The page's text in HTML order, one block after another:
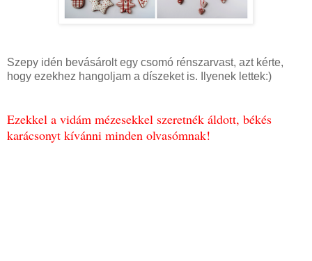
Szepy idén bevásárolt egy csomó rénszarvast, azt kérte,
hogy ezekhez hangoljam a díszeket is. Ilyenek lettek:)
Ezekkel a vidám mézesekkel szeretnék áldott, békés
karácsonyt kívánni minden olvasómnak!